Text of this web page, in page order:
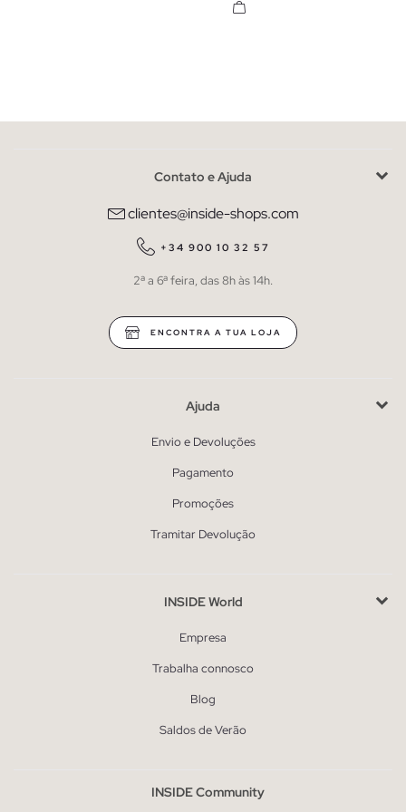
Contato e Ajuda
clientes@inside-shops.com
+34 900 10 32 57
2ª a 6ª feira, das 8h às 14h.
ENCONTRA A TUA LOJA
Ajuda
Envio e Devoluções
Pagamento
Promoções
Tramitar Devolução
INSIDE World
Empresa
Trabalha connosco
Blog
Saldos de Verão
INSIDE Community